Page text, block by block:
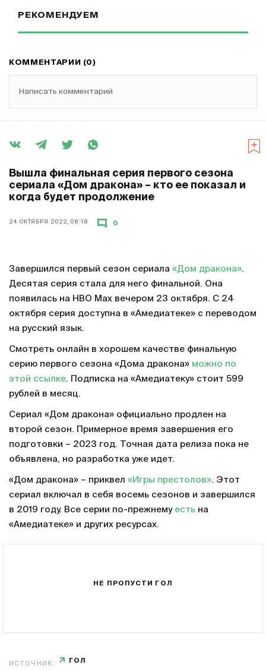
РЕКОМЕНДУЕМ
КОММЕНТАРИИ (0)
Написать комментарий
Вышла финальная серия первого сезона
сериала «Дом дракона» – кто ее показал и
когда будет продолжение
24 ОКТЯБРЯ 2022, 08:18 0
Завершился первый сезон сериала «Дом дракона».
Десятая серия стала для него финальной. Она
появилась на HBO Max вечером 23 октября. С 24
октября серия доступна в «Амедиатеке» с переводом
на русский язык.
Смотреть онлайн в хорошем качестве финальную
серию первого сезона «Дома дракона» можно по
этой ссылке. Подписка на «Амедиатеку» стоит 599
рублей в месяц.
Сериал «Дом дракона» официально продлен на
второй сезон. Примерное время завершения его
подготовки – 2023 год. Точная дата релиза пока не
объявлена, но разработка уже идет.
«Дом дракона» – приквел «Игры престолов». Этот
сериал включал в себя восемь сезонов и завершился
в 2019 году. Все серии по-прежнему есть на
«Амедиатеке» и других ресурсах.
НЕ ПРОПУСТИ ГОЛ
ИСТОЧНИК: ГОЛ